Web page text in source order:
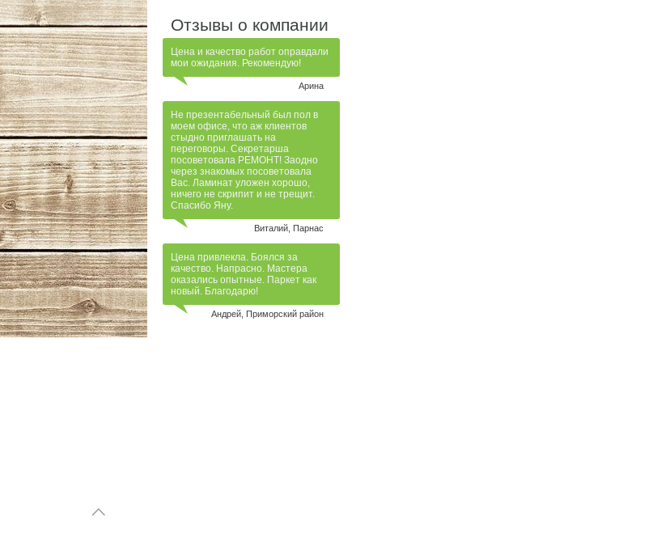
Отзывы о компании
Цена и качество работ оправдали
мои ожидания. Рекомендую!
Арина
Не презентабельный был пол в
моем офисе, что аж клиентов
стыдно приглашать на
переговоры. Секретарша
посоветовала РЕМОНТ! Заодно
через знакомых посоветовала
Вас. Ламинат уложен хорошо,
ничего не скрипит и не трещит.
Спасибо Яну.
Виталий, Парнас
Цена привлекла. Боялся за
качество. Напрасно. Мастера
оказались опытные. Паркет как
новый. Благодарю!
Андрей, Приморский район